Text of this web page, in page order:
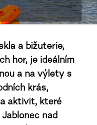
a bižuterie,
hor, je ideálním
a na výlety s
krás,
aktivit, které
nad